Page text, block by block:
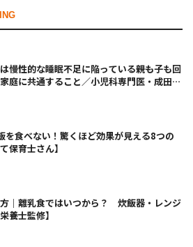
慢性的な睡眠不足に陥っている――親も子も回
庭に共通すること／小児科専門医・成田奈
を食べない！驚くほど効果が見える8つの
保育士さん】
｜離乳食ではいつから？ 炊飯器・レンジ
養士監修】